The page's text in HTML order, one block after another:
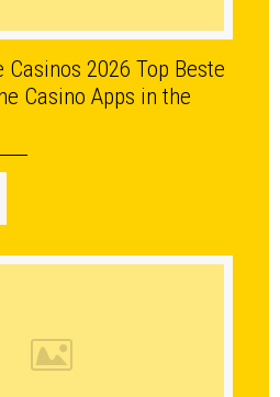
2026 Top Beste
Casino Apps in the